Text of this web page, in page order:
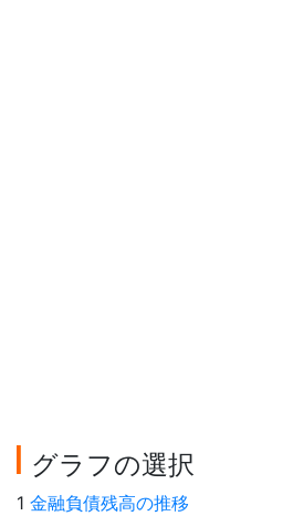
グラフの選択
1 金融負債残高の推移